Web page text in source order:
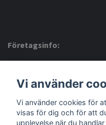
Företagsinfo:
Sociala medier
Vi använder
Vi använder cookies för
visas för dig och för att
upplevelse när du